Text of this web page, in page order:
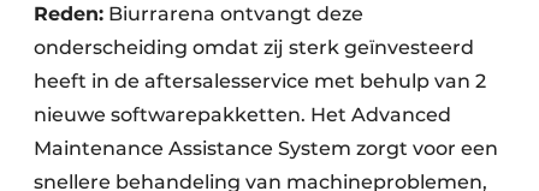
Reden: Biurrarena ontvangt deze
onderscheiding omdat zij sterk geïnvesteerd
heeft in de aftersalesservice met behulp van 2
nieuwe softwarepakketten. Het Advanced
Maintenance Assistance System zorgt voor een
snellere behandeling van machineproblemen,